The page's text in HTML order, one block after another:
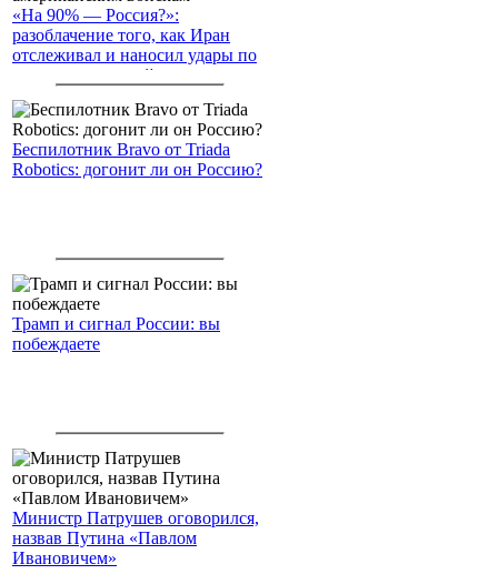
«На 90% — Россия?»:
разоблачение того, как Иран
отслеживал и наносил удары по
американским войскам
Беспилотник Bravo от Triada
Robotics: догонит ли он Россию?
Трамп и сигнал России: вы
побеждаете
Министр Патрушев оговорился,
назвав Путина «Павлом
Ивановичем»